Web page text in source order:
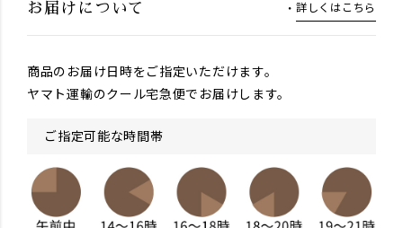
お届けについて 詳しくはこちら
商品のお届け日時をご指定いただけます。
ヤマト運輸のクール宅急便でお届けします。
ご指定可能な時間帯